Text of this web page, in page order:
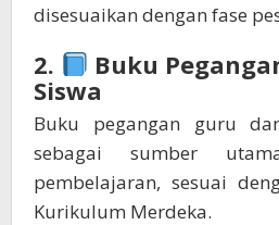
disesuaikan dengan fase
2.
Buku
Siswa
Buku pegangan guru
sebagai sumber
pembelajaran, sesuai
Kurikulum Merdeka.